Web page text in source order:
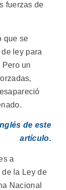
fuerzas de
que se
ley para
un
de este
artículo.
a
la Ley de
Nacional